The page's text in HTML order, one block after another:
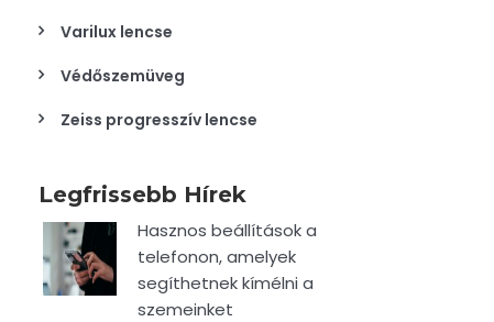
Varilux lencse
Védőszemüveg
Zeiss progresszív lencse
Legfrissebb Hírek
Hasznos beállítások a
telefonon, amelyek
segíthetnek kímélni a
szemeinket